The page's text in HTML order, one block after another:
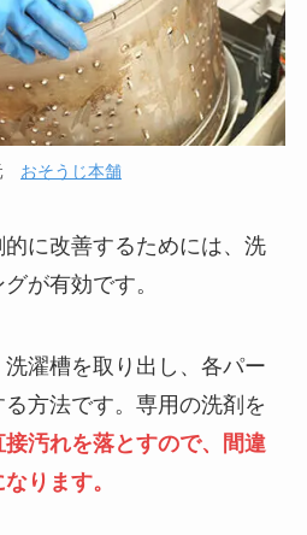
おそうじ本舗
に改善するためには、洗
が有効です。
濯槽を取り出し、各パー
方法です。専用の洗剤を
接汚れを落とすので、間違
ります。